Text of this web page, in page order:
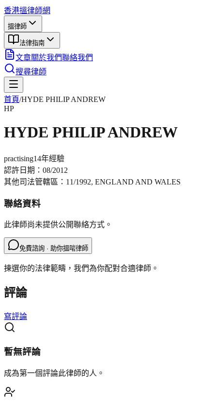
香港搵律師網
搵律師
法律指南
文章關於我們聯絡我們
搜尋律師
首頁/HYDE PHILIP ANDREW
HP
HYDE PHILIP ANDREW
practising14年經驗
認許日期： 08/2012
其他司法管轄區： 11/1992, ENGLAND AND WALES
聯絡資料
此律師尚未提供公開聯絡方式。
免費諮詢 · 助你搵啱律師
揀選你的法律範疇，我們為你配對合適律師。
評論
寫評論
暫無評論
成為第一個評論此律師的人。